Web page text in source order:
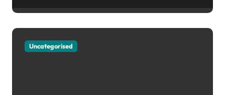
Uncategorised